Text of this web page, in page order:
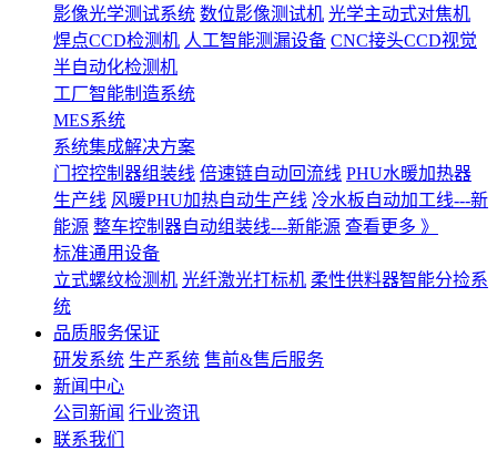
影像光学测试系统 数位影像测试机 光学主动式对焦机
焊点CCD检测机 人工智能测漏设备 CNC接头CCD视觉
半自动化检测机
工厂智能制造系统
MES系统
系统集成解决方案
门控控制器组装线 倍速链自动回流线 PHU水暖加热器
生产线 风暖PHU加热自动生产线 冷水板自动加工线---新
能源 整车控制器自动组装线---新能源 查看更多 》
标准通用设备
立式螺纹检测机 光纤激光打标机 柔性供料器智能分捡系
统
品质服务保证
研发系统 生产系统 售前&售后服务
新闻中心
公司新闻 行业资讯
联系我们